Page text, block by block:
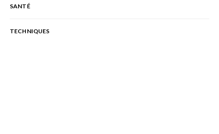
SANTÉ
TECHNIQUES